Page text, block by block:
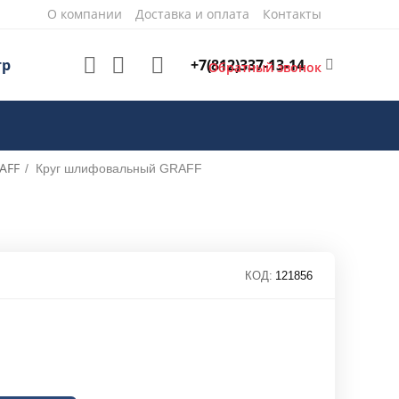
О компании Доставка и оплата Контакты
+7(812)337-13-14
Обратный звонок
/ Круг шлифовальный GRAFF
КОД: 121856